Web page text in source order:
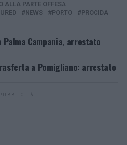
ALLA PARTE OFFESA
NEWS PORTO PROCIDA
Campania, arrestato
a Pomigliano: arrestato
PUBBLICITÀ